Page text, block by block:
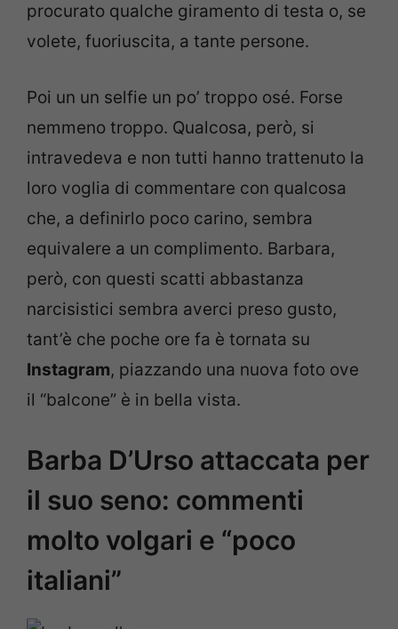
procurato qualche giramento di testa o, se
volete, fuoriuscita, a tante persone.
Poi un un selfie un po’ troppo osé. Forse
nemmeno troppo. Qualcosa, però, si
intravedeva e non tutti hanno trattenuto la
loro voglia di commentare con qualcosa
che, a definirlo poco carino, sembra
equivalere a un complimento. Barbara,
però, con questi scatti abbastanza
narcisistici sembra averci preso gusto,
tant’è che poche ore fa è tornata su
Instagram, piazzando una nuova foto ove
il “balcone” è in bella vista.
Barba D’Urso attaccata per
il suo seno: commenti
molto volgari e “poco
italiani”